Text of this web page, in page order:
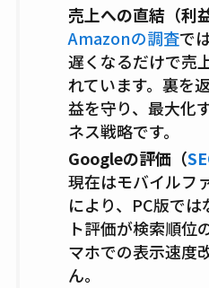
売上への直結（利
Amazonの調査で
遅くなるだけで売
れています。裏を
益を守り、最大化
ネス戦略です。
Googleの評価（
現在はモバイルフ
により、PC版で
ト評価が検索順位
マホでの表示速度
ん。